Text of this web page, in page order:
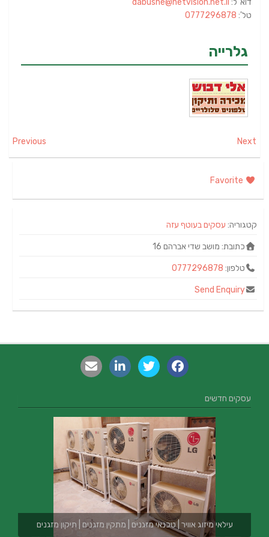
דוא"ל: dabushe@netvision.net.il
טל': 0777296878
גלרייה
Previous Next
קטגוריה: עסקים בעוטף עזה
כתובת: מושב שדי אברהם 16
טלפון: 0777296878
Send Enquiry
עסקים חדשים
עילאי מיזוג אוויר | טכנאי מזגנים | מתקין מזגנים | תיקון מזגנים